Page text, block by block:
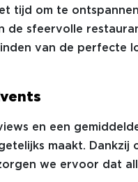
tijd om te
de sfeervolle
van de perfecte
en een
maakt. Dankzij
we ervoor dat